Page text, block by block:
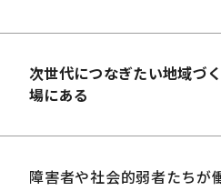
次世代につなぎたい地域づ
場にある
障害者や社会的弱者たちが